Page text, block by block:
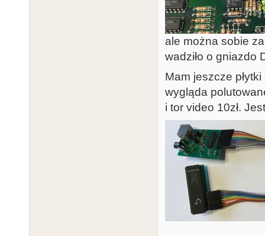
ale można sobie
wadziło o gniazdo
Mam jeszcze
wygląda
i tor video 10zł.